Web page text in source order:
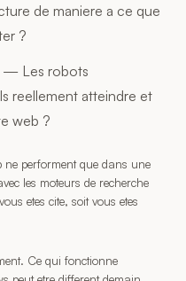
de maniere a ce que
?
— Les robots
reellement atteindre et
web ?
ne performent que dans une
les moteurs de recherche
etes cite, soit vous etes
Ce qui fonctionne